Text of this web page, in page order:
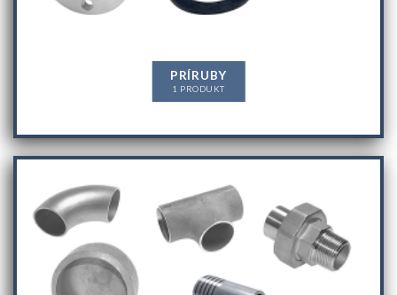
PRÍRUBY
1 PRODUKT